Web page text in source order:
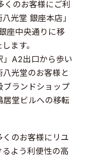
のお客様にご利
光堂 銀座本店」
座中央通りに移
ます。
」A2出口から歩い
光堂のお客様と
ブランドショップ
居堂ビルへの移転
くのお客様にリユ
よう利便性の高